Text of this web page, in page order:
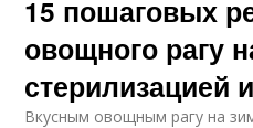
15 пошаговых
овощного рагу
стерилизацией
Вкусным овощным рагу на